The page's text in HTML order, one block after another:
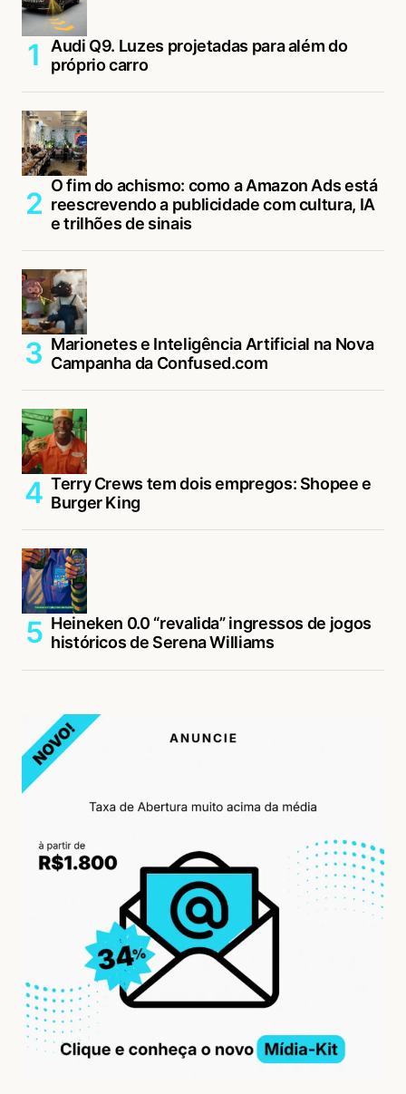
Audi Q9. Luzes projetadas para além do
próprio carro
O fim do achismo: como a Amazon Ads está
reescrevendo a publicidade com cultura, IA
e trilhões de sinais
Marionetes e Inteligência Artificial na Nova
Campanha da Confused.com
Terry Crews tem dois empregos: Shopee e
Burger King
Heineken 0.0 “revalida” ingressos de jogos
históricos de Serena Williams